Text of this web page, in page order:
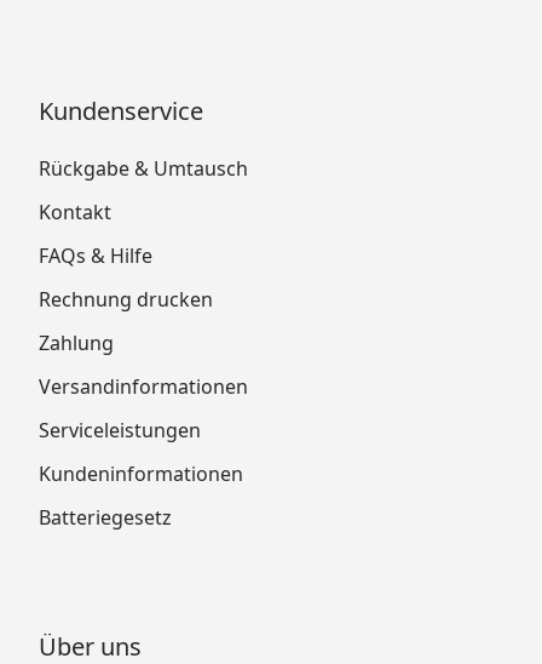
Kundenservice
Rückgabe & Umtausch
Kontakt
FAQs & Hilfe
Rechnung drucken
Zahlung
Versandinformationen
Serviceleistungen
Kundeninformationen
Batteriegesetz
Über uns